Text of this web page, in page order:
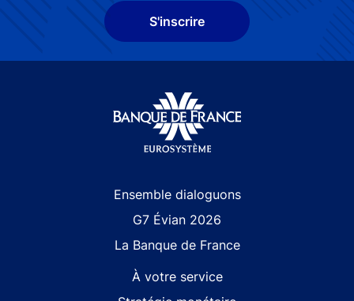
S'inscrire
Ensemble dialoguons
G7 Évian 2026
La Banque de France
À votre service